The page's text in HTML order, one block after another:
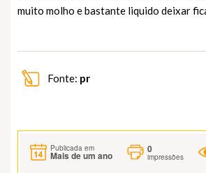
muito molho e bastante liquido deixar
Fonte: pr
Publicada em
Mais de um ano
0
impressões